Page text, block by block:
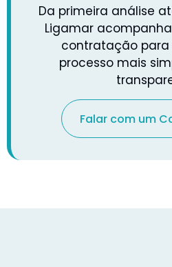
Da primeira análise
Ligamar
contratação
processo mais
Falar com um